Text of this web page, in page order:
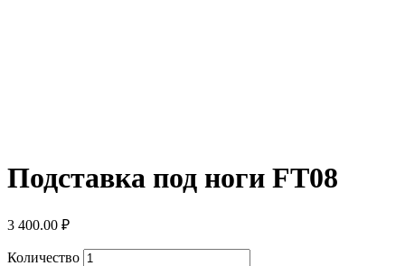
Подставка под ноги FT08
3 400.00 ₽
Количество